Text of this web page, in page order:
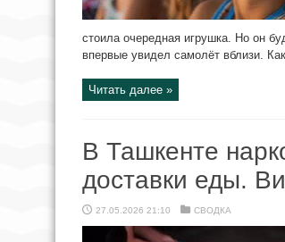
стоила очередная игрушка. Но он
впервые увидел самолёт вблизи. Как
Читать далее »
В Ташкенте
доставки еды.
27.05.2026 21:10 СВОДКА